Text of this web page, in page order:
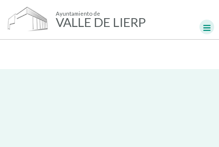
Ayuntamiento de
VALLE DE LIERP